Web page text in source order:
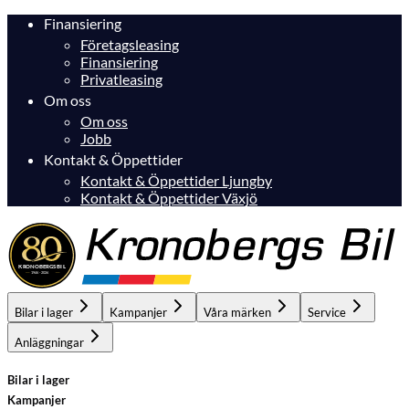
Finansiering
Företagsleasing
Finansiering
Privatleasing
Om oss
Om oss
Jobb
Kontakt & Öppettider
Kontakt & Öppettider Ljungby
Kontakt & Öppettider Växjö
Bilar i lager Kampanjer Våra märken Service
Anläggningar
Bilar i lager
Kampanjer